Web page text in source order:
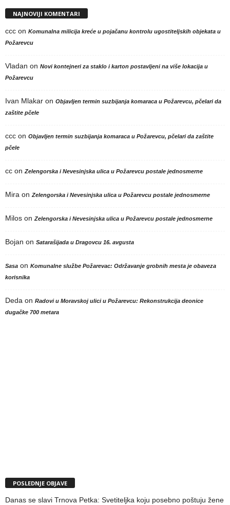
NAJNOVIJI KOMENTARI
ccc on Komunalna milicija kreće u pojačanu kontrolu ugostiteljskih objekata u
Požarevcu
Vladan on Novi kontejneri za staklo i karton postavljeni na više lokacija u
Požarevcu
Ivan Mlakar on Objavljen termin suzbijanja komaraca u Požarevcu, pčelari da
zaštite pčele
ccc on Objavljen termin suzbijanja komaraca u Požarevcu, pčelari da zaštite
pčele
cc on Zelengorska i Nevesinjska ulica u Požarevcu postale jednosmerne
Mira on Zelengorska i Nevesinjska ulica u Požarevcu postale jednosmerne
Milos on Zelengorska i Nevesinjska ulica u Požarevcu postale jednosmerne
Bojan on Satarašijada u Dragovcu 16. avgusta
Sasa on Komunalne službe Požarevac: Održavanje grobnih mesta je obaveza
korisnika
Deda on Radovi u Moravskoj ulici u Požarevcu: Rekonstrukcija deonice
dugačke 700 metara
POSLEDNJE OBJAVE
Danas se slavi Trnova Petka: Svetiteljka koju posebno poštuju žene